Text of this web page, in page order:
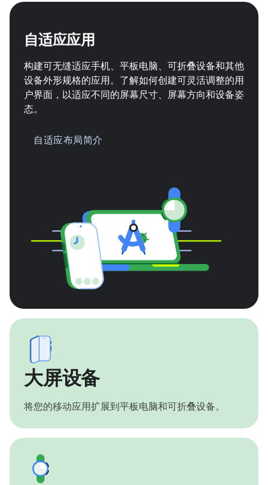
自适应应用
构建可无缝适应手机、平板电脑、可折叠设备和其他
设备外形规格的应用。了解如何创建可灵活调整的用
户界面，以适应不同的屏幕尺寸、屏幕方向和设备姿
态。
自适应布局简介
大屏设备
将您的移动应用扩展到平板电脑和可折叠设备。